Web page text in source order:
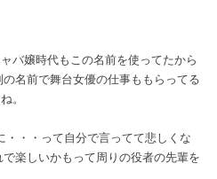
バ嬢時代もこの名前を使ってたから
名前で舞台女優の仕事ももらってる
。
・・って自分で言ってて悲しくな
楽しいかもって周りの役者の先輩を